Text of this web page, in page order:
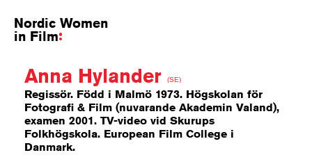
Nordic Women
in Film
Anna Hylander (SE)
Regissör. Född i Malmö 1973. Högskolan för
Fotografi & Film (nuvarande Akademin Valand),
examen 2001. TV-video vid Skurups
Folkhögskola. European Film College i
Danmark.